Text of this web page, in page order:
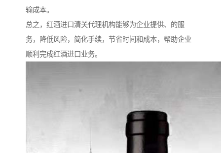
输成本。
总之，红酒进口清关代理机构能够为企业提供、的服
务，降低风险，简化手续，节省时间和成本，帮助企业
顺利完成红酒进口业务。